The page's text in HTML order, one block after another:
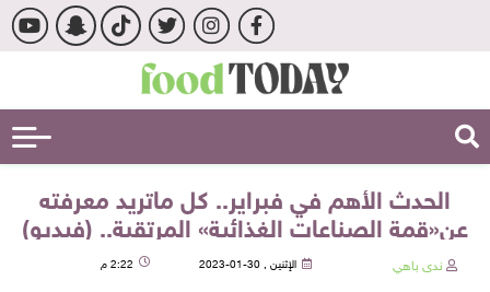
الحدث الأهم في فبراير.. كل ماتريد معرفته
عن«قمة الصناعات الغذائية» المرتقبة.. (فيديو)
ندى باهي الإثنين , 30-01-2023 2:22 م